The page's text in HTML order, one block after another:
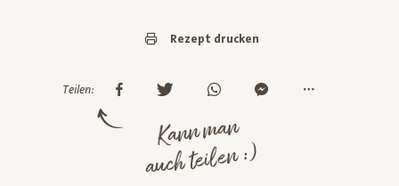
Rezept drucken
Teilen:
Kann man
auch teilen :)